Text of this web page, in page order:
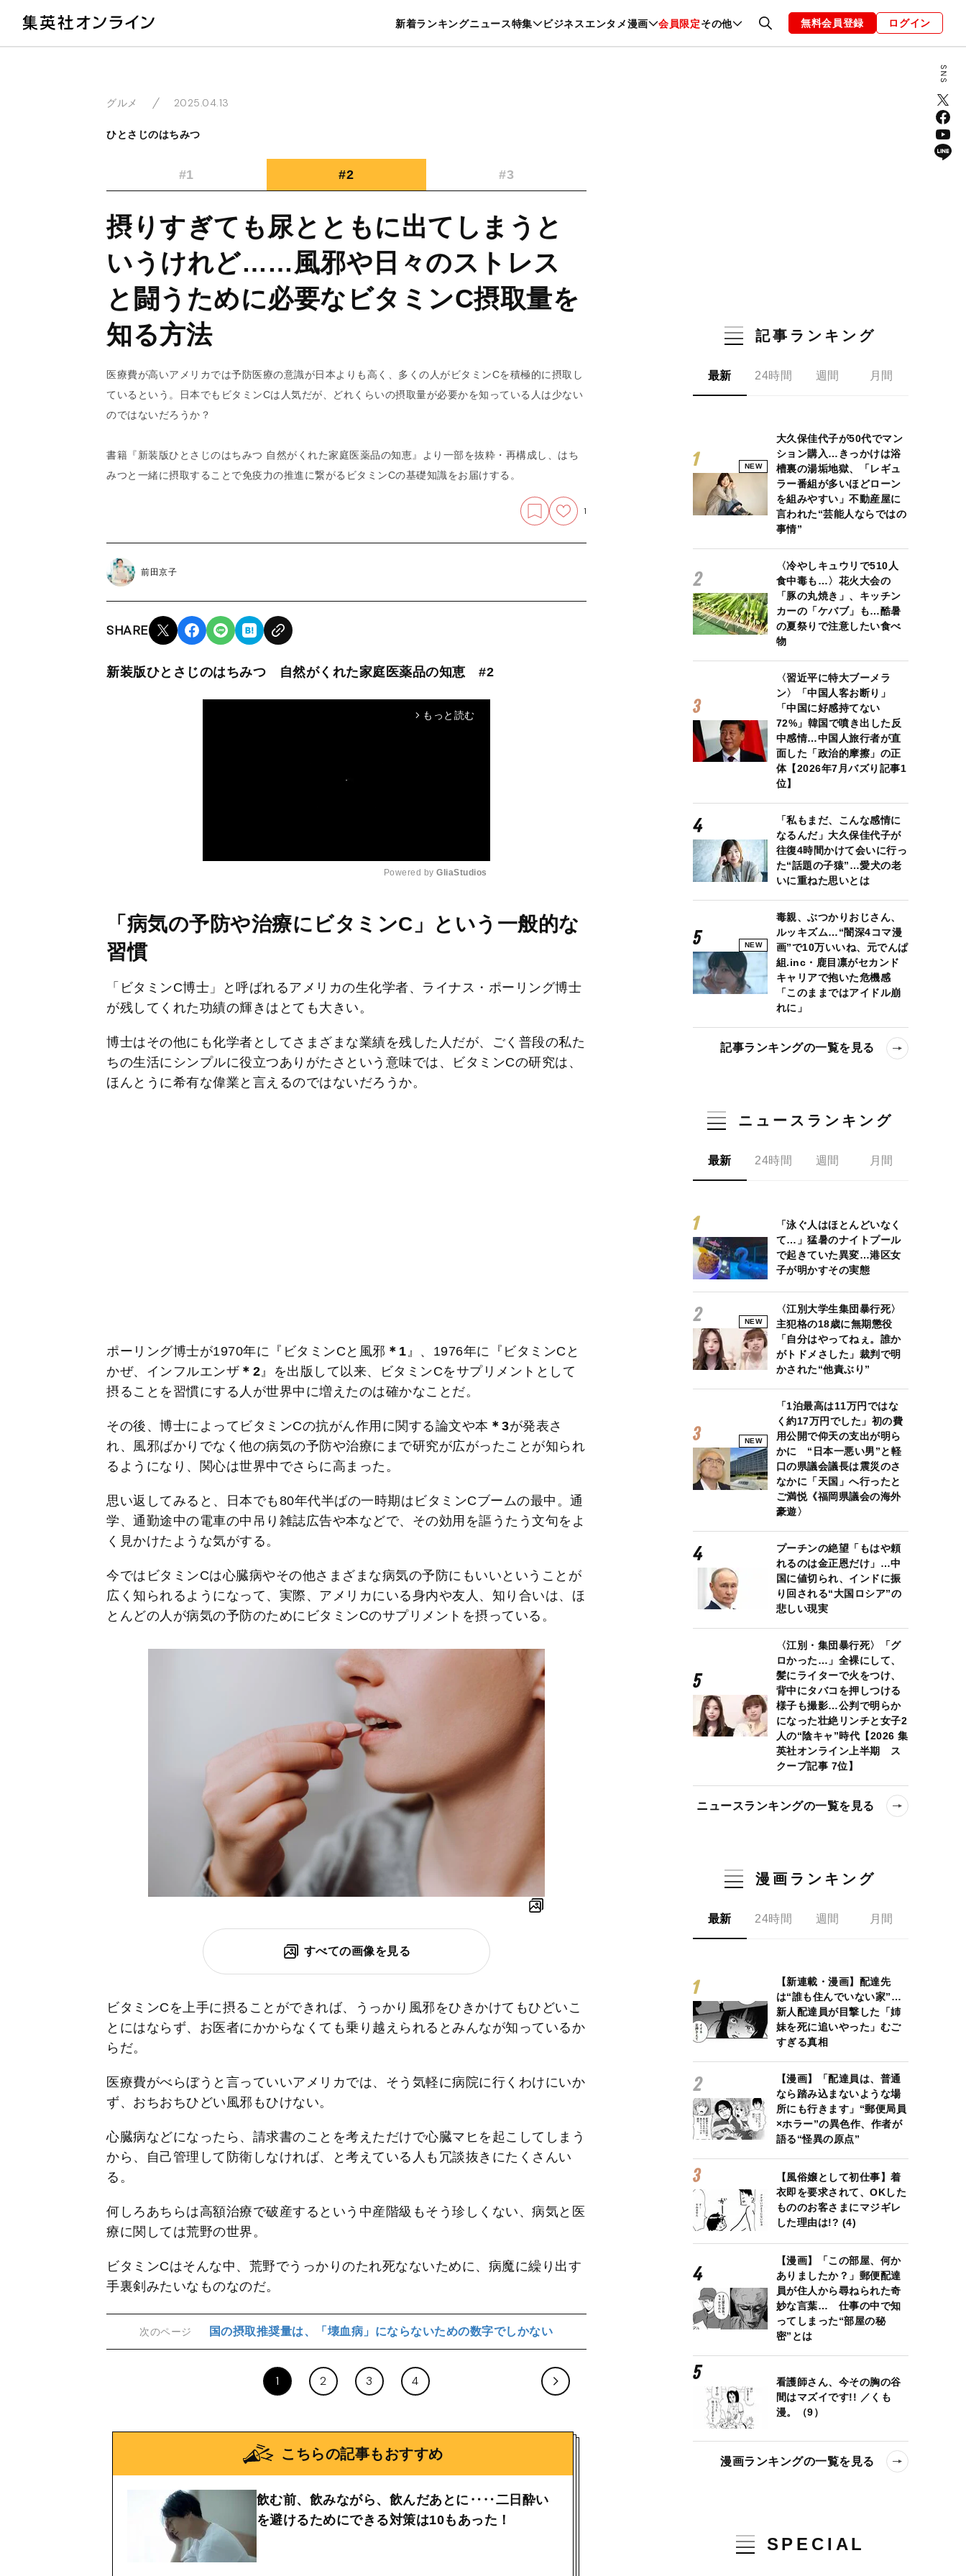
新着ランキングニュース特集 ビジネスエンタメ漫画 会員限定その他
暮らし スポーツ ヘルスケア 美容 グルメ ファッション 恋愛・結婚 編集部 お知らせ
無料会員登録 ログイン
グルメ 2025.04.13
ひとさじのはちみつ
#1 #2 #3
摂りすぎても尿とともに出てしまうと
いうけれど……風邪や日々のストレス
と闘うために必要なビタミンC摂取量を
知る方法
医療費が高いアメリカでは予防医療の意識が日本よりも高く、多くの人がビタミンCを積極的に摂取し
ているという。日本でもビタミンCは人気だが、どれくらいの摂取量が必要かを知っている人は少ない
のではないだろうか？
書籍『新装版ひとさじのはちみつ 自然がくれた家庭医薬品の知恵』より一部を抜粋・再構成し、はち
みつと一緒に摂取することで免疫力の推進に繋がるビタミンCの基礎知識をお届けする。
1
前田京子
SHARE
新装版ひとさじのはちみつ 自然がくれた家庭医薬品の知恵 #2
arrow_forward_ios もっと読む
M
u
Powered by GliaStudios
「病気の予防や治療にビタミンC」という一般的な
習慣
「ビタミンC博士」と呼ばれるアメリカの生化学者、ライナス・ポーリング博士
が残してくれた功績の輝きはとても大きい。
博士はその他にも化学者としてさまざまな業績を残した人だが、ごく普段の私た
ちの生活にシンプルに役立つありがたさという意味では、ビタミンCの研究は、
ほんとうに希有な偉業と言えるのではないだろうか。
ポーリング博士が1970年に『ビタミンCと風邪 ＊1』、1976年に『ビタミンCと
かぜ、インフルエンザ ＊2』を出版して以来、ビタミンCをサプリメントとして
摂ることを習慣にする人が世界中に増えたのは確かなことだ。
その後、博士によってビタミンCの抗がん作用に関する論文や本 ＊3が発表さ
れ、風邪ばかりでなく他の病気の予防や治療にまで研究が広がったことが知られ
るようになり、関心は世界中でさらに高まった。
思い返してみると、日本でも80年代半ばの一時期はビタミンCブームの最中。通
学、通勤途中の電車の中吊り雑誌広告や本などで、その効用を謳うたう文句をよ
く見かけたような気がする。
今ではビタミンCは心臓病やその他さまざまな病気の予防にもいいということが
広く知られるようになって、実際、アメリカにいる身内や友人、知り合いは、ほ
とんどの人が病気の予防のためにビタミンCのサプリメントを摂っている。
すべての画像を見る
ビタミンCを上手に摂ることができれば、うっかり風邪をひきかけてもひどいこ
とにはならず、お医者にかからなくても乗り越えられるとみんなが知っているか
らだ。
医療費がべらぼうと言っていいアメリカでは、そう気軽に病院に行くわけにいか
ず、おちおちひどい風邪もひけない。
心臓病などになったら、請求書のことを考えただけで心臓マヒを起こしてしまう
から、自己管理して防衛しなければ、と考えている人も冗談抜きにたくさんい
る。
何しろあちらは高額治療で破産するという中産階級もそう珍しくない、病気と医
療に関しては荒野の世界。
ビタミンCはそんな中、荒野でうっかりのたれ死なないために、病魔に繰り出す
手裏剣みたいなものなのだ。
次のページ 国の摂取推奨量は、「壊血病」にならないための数字でしかない
1 2 3 4
こちらの記事もおすすめ
飲む前、飲みながら、飲んだあとに‥‥二日酔い
を避けるためにできる対策は10もあった！
記事ランキング
最新 24時間 週間 月間
NEW
大久保佳代子が50代でマン
ション購入…きっかけは浴
槽裏の湯垢地獄、「レギュ
ラー番組が多いほどローン
を組みやすい」不動産屋に
言われた“芸能人ならではの
事情”
〈冷やしキュウリで510人
食中毒も…〉花火大会の
「豚の丸焼き」、キッチン
カーの「ケバブ」も…酷暑
の夏祭りで注意したい食べ
物
〈習近平に特大ブーメラ
ン〉「中国人客お断り」
「中国に好感持てない
72%」韓国で噴き出した反
中感情…中国人旅行者が直
面した「政治的摩擦」の正
体【2026年7月バズり記事1
位】
「私もまだ、こんな感情に
なるんだ」大久保佳代子が
往復4時間かけて会いに行っ
た“話題の子猿”…愛犬の老
いに重ねた思いとは
NEW
毒親、ぶつかりおじさん、
ルッキズム…“闇深4コマ漫
画”で10万いいね、元でんぱ
組.inc・鹿目凛がセカンド
キャリアで抱いた危機感
「このままではアイドル崩
れに」
記事ランキングの一覧を見る
ニュースランキング
最新 24時間 週間 月間
「泳ぐ人はほとんどいなく
て…」猛暑のナイトプール
で起きていた異変…港区女
子が明かすその実態
NEW
〈江別大学生集団暴行死〉
主犯格の18歳に無期懲役
「自分はやってねぇ。誰か
がトドメさした」裁判で明
かされた“他責ぶり”
NEW
「1泊最高は11万円ではな
く約17万円でした」初の費
用公開で仰天の支出が明ら
かに “日本一悪い男”と軽
口の県議会議長は震災のさ
なかに「天国」へ行ったと
ご満悦《福岡県議会の海外
豪遊〉
プーチンの絶望「もはや頼
れるのは金正恩だけ」…中
国に値切られ、インドに振
り回される“大国ロシア”の
悲しい現実
〈江別・集団暴行死〉「グ
ロかった…」全裸にして、
髪にライターで火をつけ、
背中にタバコを押しつける
様子も撮影…公判で明らか
になった壮絶リンチと女子2
人の“陰キャ”時代【2026 集
英社オンライン上半期 ス
クープ記事 7位】
ニュースランキングの一覧を見る
漫画ランキング
最新 24時間 週間 月間
【新連載・漫画】配達先
は“誰も住んでいない家”…
新人配達員が目撃した「姉
妹を死に追いやった」むご
すぎる真相
【漫画】「配達員は、普通
なら踏み込まないような場
所にも行きます」“郵便局員
×ホラー”の異色作、作者が
語る“怪異の原点”
【風俗嬢として初仕事】着
衣即を要求されて、OKした
もののお客さまにマジギレ
した理由は!? (4)
【漫画】「この部屋、何か
ありましたか？」郵便配達
員が住人から尋ねられた奇
妙な言葉… 仕事の中で知
ってしまった“部屋の秘
密”とは
看護師さん、今その胸の谷
間はマズイです!! ／くも
漫。（9）
漫画ランキングの一覧を見る
SPECIAL